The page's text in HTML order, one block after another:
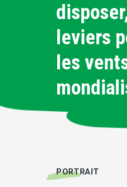
leviers
les
PORTRAIT